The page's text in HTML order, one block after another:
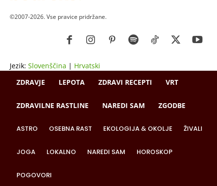
©2007-2026. Vse pravice pridržane.
Jezik: Slovenščina | Hrvatski
ZDRAVJE
LEPOTA ZDRAVI RECEPTI VRT
ZDRAVILNE RASTLINE NAREDI SAM ZGODBE
ASTRO OSEBNA RAST EKOLOGIJA & OKOLJE ŽIVALI
JOGA LOKALNO NAREDI SAM HOROSKOP
POGOVORI